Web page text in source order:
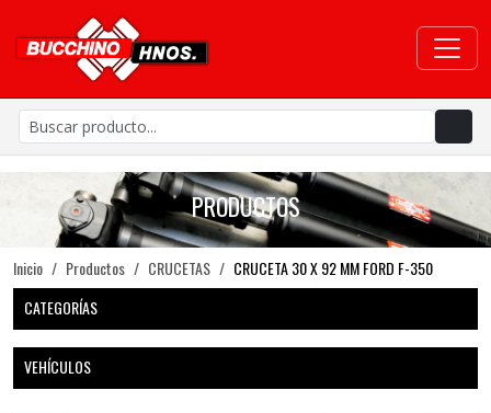
PRODUCTOS
Inicio Productos CRUCETAS
CRUCETA 30 X 92 MM FORD F-350
CATEGORÍAS
VEHÍCULOS